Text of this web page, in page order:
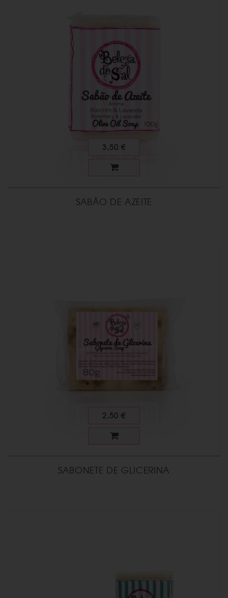
3,50 €
SABÃO DE AZEITE
2,50 €
SABONETE DE GLICERINA